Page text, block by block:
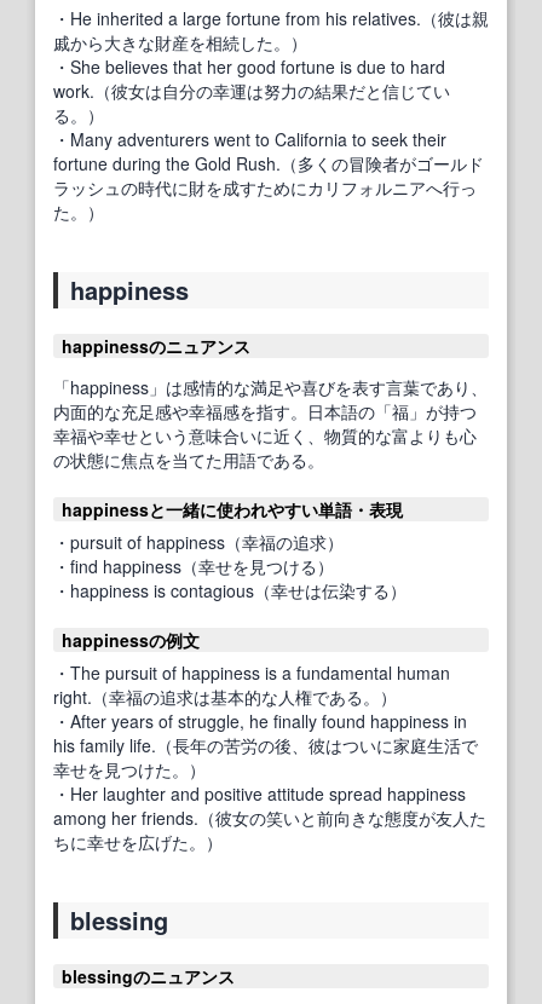
・He inherited a large fortune from his relatives.（彼は親
戚から大きな財産を相続した。）
・She believes that her good fortune is due to hard
work.（彼女は自分の幸運は努力の結果だと信じてい
る。）
・Many adventurers went to California to seek their
fortune during the Gold Rush.（多くの冒険者がゴールド
ラッシュの時代に財を成すためにカリフォルニアへ行っ
た。）
happiness
happinessのニュアンス
「happiness」は感情的な満足や喜びを表す言葉であり、
内面的な充足感や幸福感を指す。日本語の「福」が持つ
幸福や幸せという意味合いに近く、物質的な富よりも心
の状態に焦点を当てた用語である。
happinessと一緒に使われやすい単語・表現
・pursuit of happiness（幸福の追求）
・find happiness（幸せを見つける）
・happiness is contagious（幸せは伝染する）
happinessの例文
・The pursuit of happiness is a fundamental human
right.（幸福の追求は基本的な人権である。）
・After years of struggle, he finally found happiness in
his family life.（長年の苦労の後、彼はついに家庭生活で
幸せを見つけた。）
・Her laughter and positive attitude spread happiness
among her friends.（彼女の笑いと前向きな態度が友人た
ちに幸せを広げた。）
blessing
blessingのニュアンス